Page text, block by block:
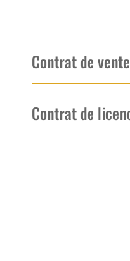
Contrat de
Contrat de